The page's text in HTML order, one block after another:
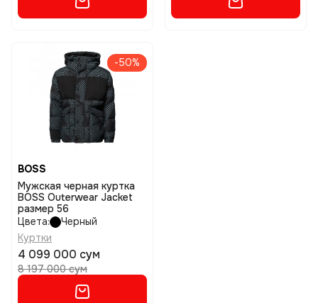
-50%
BOSS
Мужская черная куртка
BOSS Outerwear Jacket
размер 56
Цвета:
Черный
Куртки
4 099 000 сум
8 197 000 сум